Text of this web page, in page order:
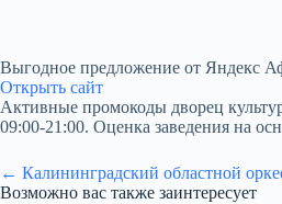
Выгодное предложение от Яндекс
Открыть сайт
Активные промокоды дворец
09:00-21:00. Оценка заведения на
← Калининградский областной
Возможно вас также заинтересует